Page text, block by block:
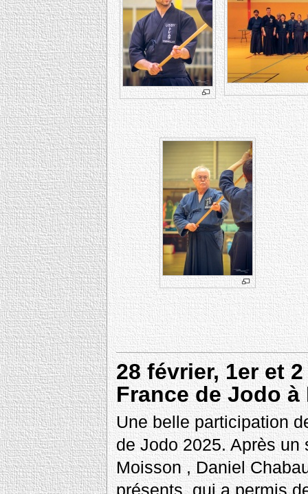
28 février, 1er et
France de Jodo
Une belle participation
de Jodo 2025. Après
Moisson , Daniel